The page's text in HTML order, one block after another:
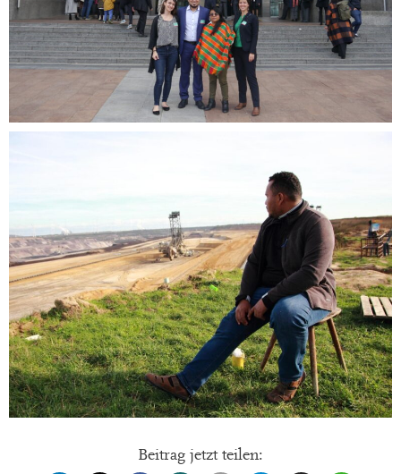
Beitrag jetzt teilen: